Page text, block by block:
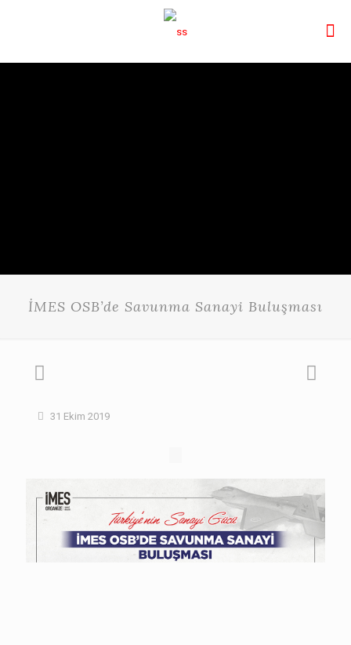
İMES OSB’de Savunma Sanayi Buluşması
31 Ekim 2019